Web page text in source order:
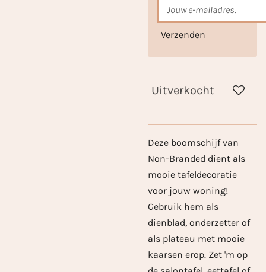
Verzenden
Uitverkocht
Deze boomschijf van
Non-Branded dient als
mooie tafeldecoratie
voor jouw woning!
Gebruik hem als
dienblad, onderzetter of
als plateau met mooie
kaarsen erop. Zet 'm op